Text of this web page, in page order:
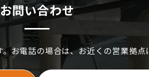
お問い合わせ
お電話の場合は、お近くの営業拠